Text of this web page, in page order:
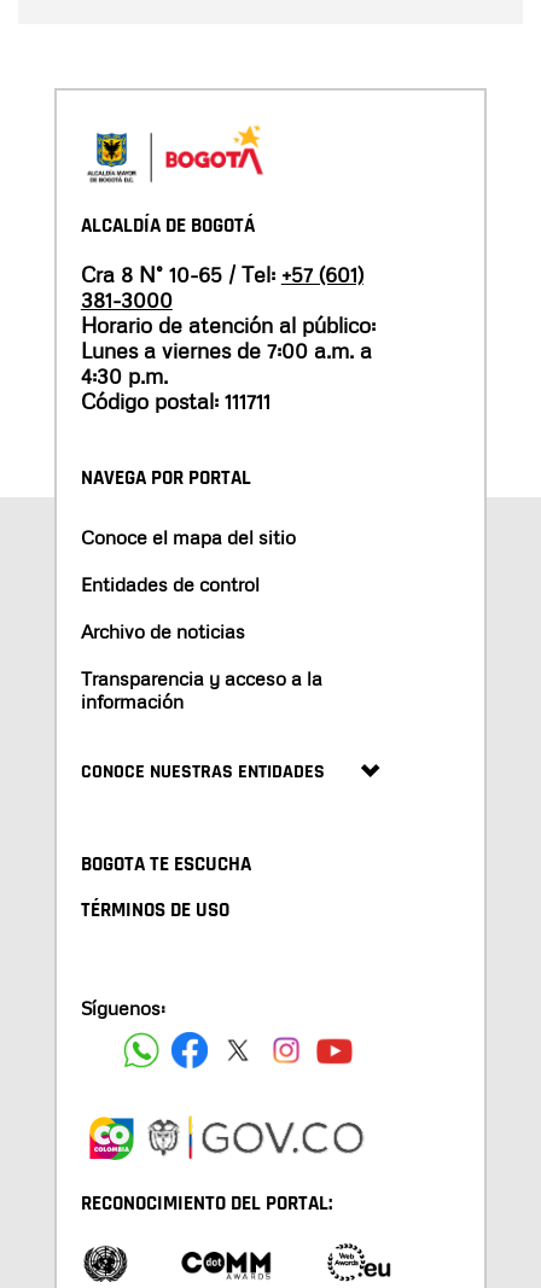
ALCALDÍA DE BOGOTÁ
Cra 8 N° 10-65 / Tel: +57 (601)
381-3000
Horario de atención al público:
Lunes a viernes de 7:00 a.m. a
4:30 p.m.
Código postal: 111711
NAVEGA POR PORTAL
Conoce el mapa del sitio
Entidades de control
Archivo de noticias
Transparencia y acceso a la
información
CONOCE NUESTRAS ENTIDADES
BOGOTA TE ESCUCHA
TÉRMINOS DE USO
Síguenos:
RECONOCIMIENTO DEL PORTAL: